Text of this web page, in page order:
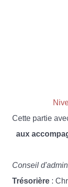
Cette partie
aux
Conseil
Trésorière :